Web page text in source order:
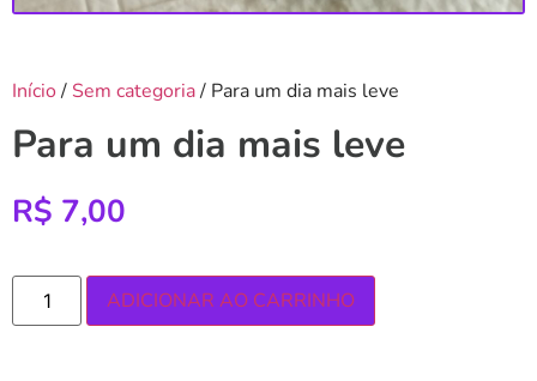
Início/ Sem categoria/ Para um dia mais leve
Para um dia mais leve
R$ 7,00
ADICIONAR AO CARRINHO